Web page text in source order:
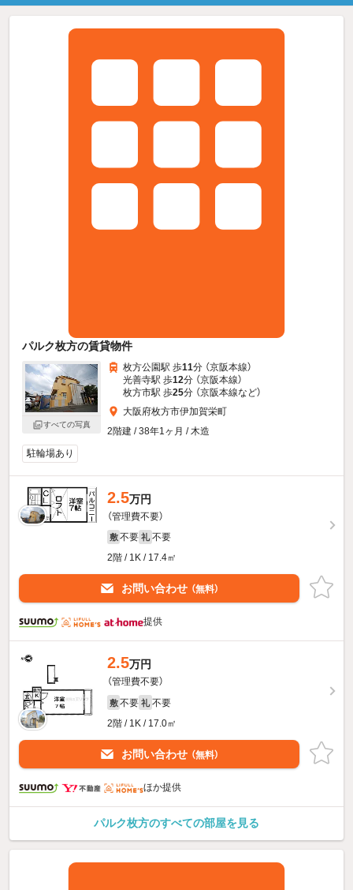
パルク枚方の賃貸物件
すべての写真
枚方公園駅 歩11分 （京阪本線）
光善寺駅 歩12分 （京阪本線）
枚方市駅 歩25分 （京阪本線など）
大阪府枚方市伊加賀栄町
2階建 / 38年1ヶ月 / 木造
駐輪場あり
2.5万円
（管理費不要）
敷 不要 礼 不要
2階 / 1K / 17.4㎡
お問い合わせ （無料）
提供
2.5万円
（管理費不要）
敷 不要 礼 不要
2階 / 1K / 17.0㎡
お問い合わせ （無料）
ほか提供
パルク枚方のすべての部屋を見る